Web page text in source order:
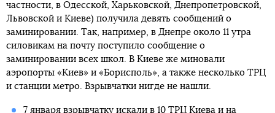
частности, в Одесской, Харьковской, Днепропетровской,
Львовской и Киеве) получила девять сообщений о
заминировании. Так, например, в Днепре около 11 утра
силовикам на почту поступило сообщение о
заминировании всех школ. В Киеве же миновали
аэропорты «Киев» и «Борисполь», а также несколько ТРЦ
и станции метро. Взрывчатки нигде не нашли.
7 января взрывчатку искали в 10 ТРЦ Киева и на